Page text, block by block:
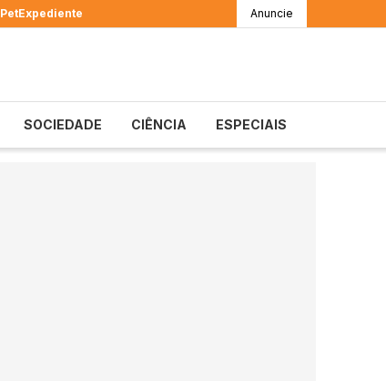
PetExpediente Anuncie
SOCIEDADE CIÊNCIA ESPECIAIS